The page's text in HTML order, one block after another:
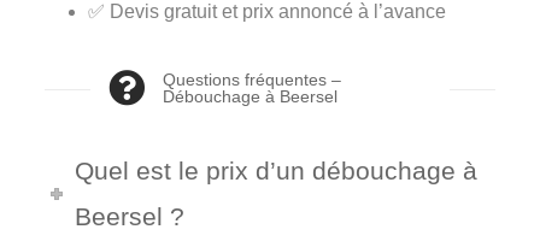
✅ Devis gratuit et prix annoncé à l’avance
Questions fréquentes –
Débouchage à Beersel
Quel est le prix d’un débouchage à
Beersel ?